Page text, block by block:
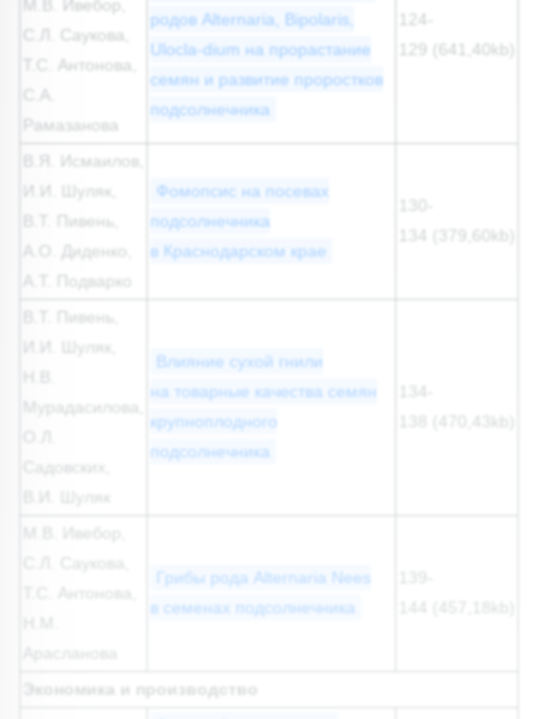
М.В. Ивебор,
С.Л. Саукова,
Т.С. Антонова,
С.А.
Рамазанова
родов Alternaria, Bipolaris,
Ulocla-dium на прорастание
семян и развитие проростков
подсолнечника
124-
129 (641,40kb)
В.Я. Исмаилов,
И.И. Шуляк,
В.Т. Пивень,
А.О. Диденко,
А.Т. Подварко
Фомопсис на посевах
подсолнечника
в Краснодарском крае
134 (379,60kb)
В.Т. Пивень,
И.И. Шуляк,
Мурадасилова,
Садовских,
В.И. Шуляк
Влияние сухой гнили
на товарные качества семян
крупноплодного
подсолнечника
138 (470,43kb)
М.В. Ивебор,
С.Л. Саукова,
Грибы рода Alternaria Nees
в семенах подсолнечника
Экономика и производство